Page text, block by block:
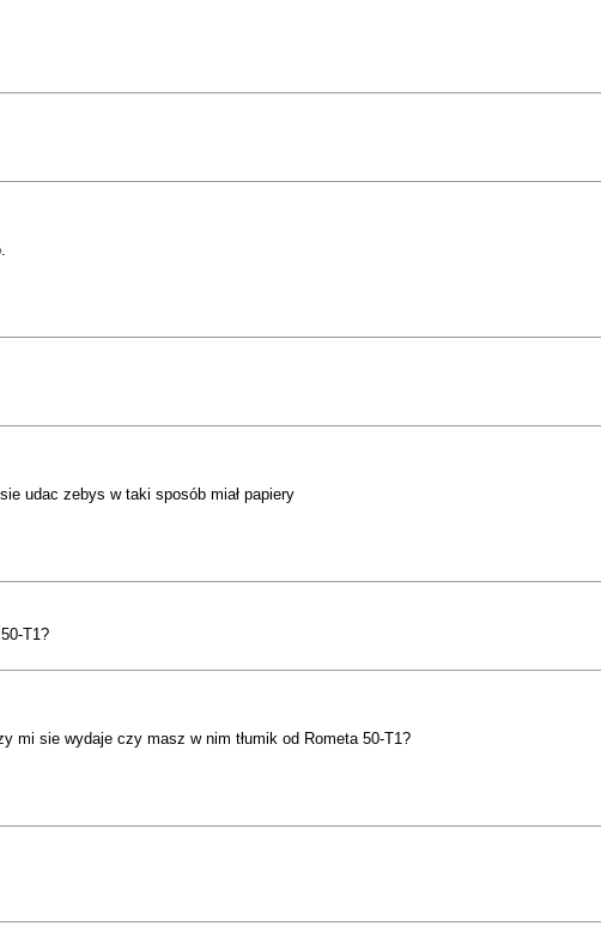
udac zebys w taki sposób miał papiery
T1?
mi sie wydaje czy masz w nim tłumik od Rometa 50-T1?